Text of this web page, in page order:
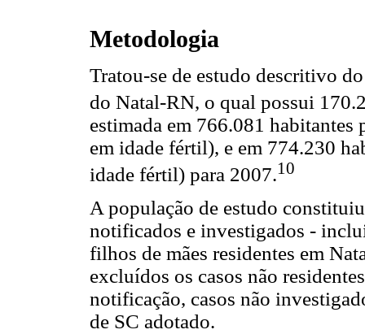
Metodologia
Tratou-se de estudo descritivo
do Natal-RN, o qual possui
estimada em 766.081 habitantes
em idade fértil), e em 774.230
idade fértil) para 2007.10
A população de estudo
notificados e investigados -
filhos de mães residentes em
excluídos os casos não
notificação, casos não
de SC adotado.